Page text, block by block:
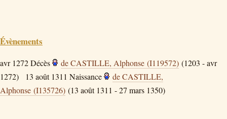
Évènements
avr 1272Décès de CASTILLE, Alphonse (I119572) (1203 - avr
1272)
13 août 1311 Naissance
de CASTILLE,
Alphonse (I135726) (13 août 1311 - 27 mars 1350)